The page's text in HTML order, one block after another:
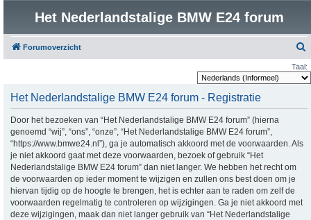
Het Nederlandstalige BMW E24 forum
Forumoverzicht
e
Taal:
Het Nederlandstalige BMW E24 forum - Registratie
Door het bezoeken van “Het Nederlandstalige BMW E24 forum” (hierna
genoemd “wij”, “ons”, “onze”, “Het Nederlandstalige BMW E24 forum”,
“https://www.bmwe24.nl”), ga je automatisch akkoord met de voorwaarden. Als
je niet akkoord gaat met deze voorwaarden, bezoek of gebruik “Het
Nederlandstalige BMW E24 forum” dan niet langer. We hebben het recht om
de voorwaarden op ieder moment te wijzigen en zullen ons best doen om je
hiervan tijdig op de hoogte te brengen, het is echter aan te raden om zelf de
voorwaarden regelmatig te controleren op wijzigingen. Ga je niet akkoord met
deze wijzigingen, maak dan niet langer gebruik van “Het Nederlandstalige